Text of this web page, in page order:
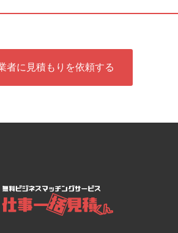
者に見積もりを依頼する